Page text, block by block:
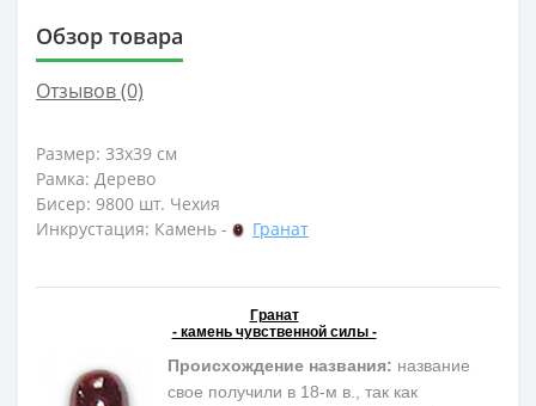
Обзор товара
Отзывов (0)
Размер: 33х39 см
Рамка: Дерево
Бисер: 9800 шт. Чехия
Инкрустация: Камень -
Гранат
Гранат
- камень чувственной силы -
Происхождение названия: название
свое получили в 18-м в., так как